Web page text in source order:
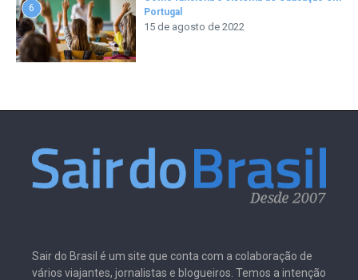
6
Portugal
15 de agosto de 2022
Sair do Brasil é um site que conta com a colaboração de
vários viajantes, jornalistas e blogueiros. Temos a intenção